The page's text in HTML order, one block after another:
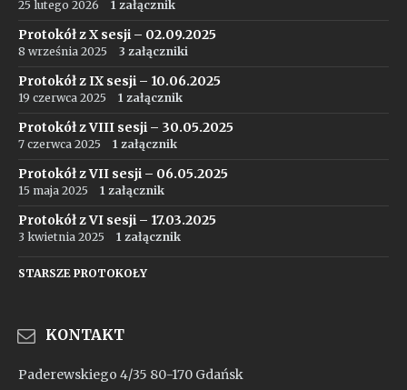
25 lutego 2026 1 załącznik
Protokół z X sesji – 02.09.2025
8 września 2025 3 załączniki
Protokół z IX sesji – 10.06.2025
19 czerwca 2025 1 załącznik
Protokół z VIII sesji – 30.05.2025
7 czerwca 2025 1 załącznik
Protokół z VII sesji – 06.05.2025
15 maja 2025 1 załącznik
Protokół z VI sesji – 17.03.2025
3 kwietnia 2025 1 załącznik
STARSZE PROTOKOŁY
KONTAKT
Paderewskiego 4/35 80-170 Gdańsk